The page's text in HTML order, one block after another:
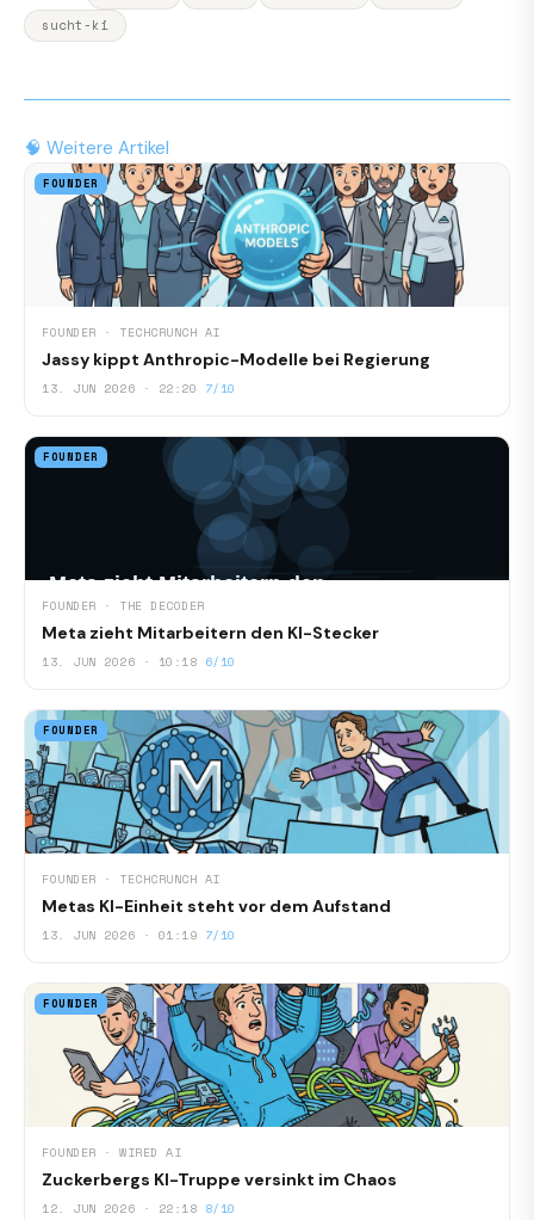
sucht-ki
🧠 Weitere Artikel
FOUNDER
FOUNDER · TECHCRUNCH AI
Jassy kippt Anthropic-Modelle bei Regierung
13. JUN 2026 · 22:20 7/10
FOUNDER
FOUNDER · THE DECODER
Meta zieht Mitarbeitern den KI-Stecker
13. JUN 2026 · 10:18 6/10
FOUNDER
FOUNDER · TECHCRUNCH AI
Metas KI-Einheit steht vor dem Aufstand
13. JUN 2026 · 01:19 7/10
FOUNDER
FOUNDER · WIRED AI
Zuckerbergs KI-Truppe versinkt im Chaos
12. JUN 2026 · 22:18 8/10